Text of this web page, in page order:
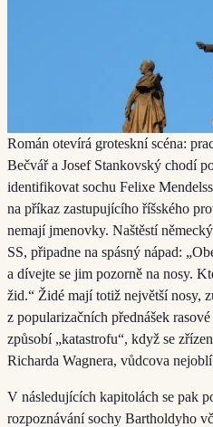
Román otevírá groteskní scéna:
Bečvář a Josef Stankovský chodí
identifikovat sochu Felixe
na příkaz zastupujícího říšského
nemají jmenovky. Naštěstí
SS, připadne na spásný nápad:
a dívejte se jim pozorně na nosy.
žid.“ Židé mají totiž největší nosy,
z popularizačních přednášek
způsobí „katastrofu“, když se
Richarda Wagnera, vůdcova
V následujících kapitolách se pak
rozpoznávání sochy Bartholdyho